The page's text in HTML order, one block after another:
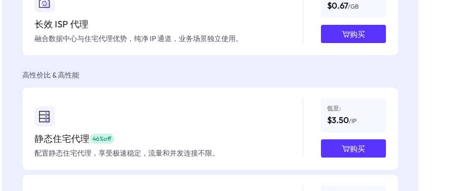
长效 ISP 代理
融合数据中心与住宅代理优势，纯净 IP 通道，业务场景独立使用。
$0.67/GB
购买
高性价比 & 高性能
静态住宅代理 46%off
配置静态住宅代理，享受极速稳定，流量和并发连接不限。
低至:
$3.50/IP
购买